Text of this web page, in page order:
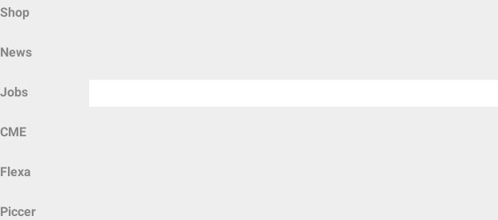
Shop
News
Jobs
CME
Flexa
Piccer